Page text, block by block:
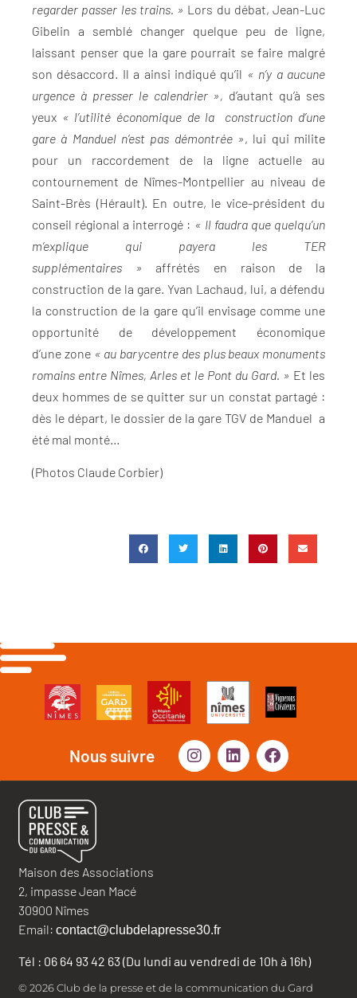
regarder passer les trains. » Lors du débat, Jean-Luc
Gibelin a semblé changer quelque peu de ligne,
laissant penser que la gare pourrait se faire malgré
son désaccord. Il a ainsi indiqué qu’il « n’y a aucune
urgence à presser le calendrier », d’autant qu’à ses
yeux « l’utilité économique de la construction d’une
gare à Manduel n’est pas démontrée » , lui qui milite
pour un raccordement de la ligne actuelle au
contournement de Nîmes-Montpellier au niveau de
Saint-Brès (Hérault). En outre, le vice-président du
conseil régional a interrogé : « Il faudra que quelqu’un
m’explique qui payera les TER
supplémentaires » affrétés en raison de la
construction de la gare. Yvan Lachaud, lui, a défendu
la construction de la gare qu’il envisage comme une
opportunité de développement économique
d’une zone « au barycentre des plus beaux monuments
romains entre Nîmes, Arles et le Pont du Gard. » Et les
deux hommes de se quitter sur un constat partagé :
dès le départ, le dossier de la gare TGV de Manduel a
été mal monté…
(Photos Claude Corbier)
Nous suivre
Maison des Associations
2, impasse Jean Macé
30900 Nîmes
Email: contact@clubdelapresse30.fr
Tél : 06 64 93 42 63 (Du lundi au vendredi de 10h à 16h)
© 2026 Club de la presse et de la communication du Gard